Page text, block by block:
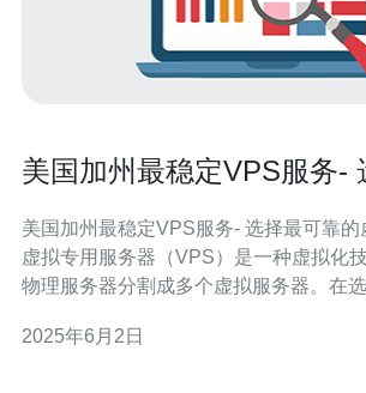
美国加州最稳定VPS服务-
美国加州最稳定VPS服务- 选择最可靠的
虚拟专用服务器（VPS）是一种虚拟化
物理服务器分割成多个虚拟服务器。在
定的VPS服务，为用户提供可靠的虚拟专用
2025年6月2日